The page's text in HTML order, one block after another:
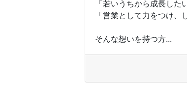
「若いうちから成長した
「営業として力をつけ、
そんな想いを持つ方...